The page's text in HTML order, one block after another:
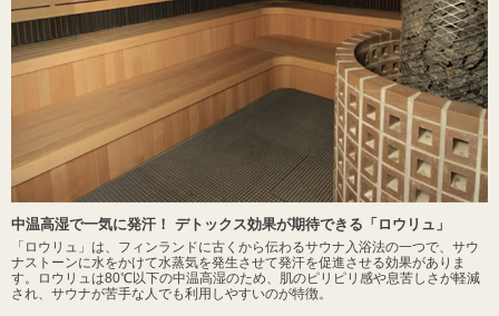
中温高湿で一気に発汗！ デトックス効果が期待できる「ロウリュ」
「ロウリュ」は、フィンランドに古くから伝わるサウナ入浴法の一つで、サウ
ナストーンに水をかけて水蒸気を発生させて発汗を促進させる効果がありま
す。ロウリュは80℃以下の中温高湿のため、肌のピリピリ感や息苦しさが軽減
され、サウナが苦手な人でも利用しやすいのが特徴。